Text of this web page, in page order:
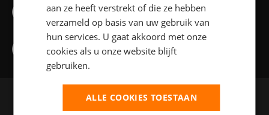
info@feelflex.nl
Privacy statementAnti Discriminatie Beleid
aan ze heeft verstrekt of die ze hebben
verzameld op basis van uw gebruik van
hun services. U gaat akkoord met onze
cookies als u onze website blijft
gebruiken.
ALLE COOKIES TOESTAAN